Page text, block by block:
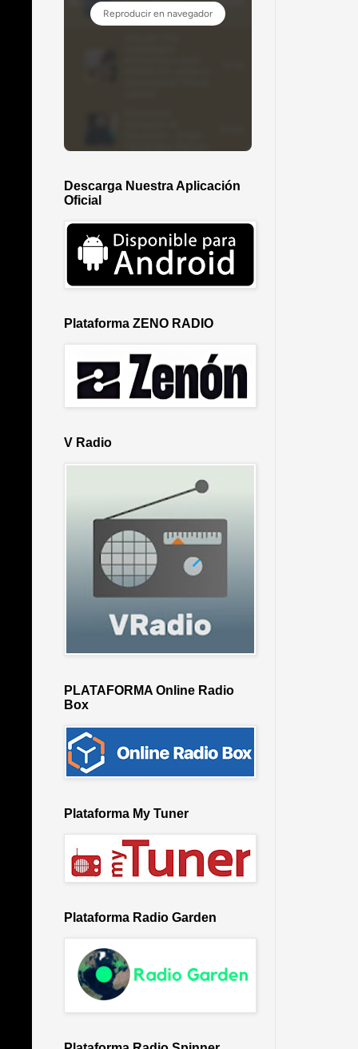
Descarga Nuestra Aplicación
Oficial
Plataforma ZENO RADIO
V Radio
PLATAFORMA Online Radio
Box
Plataforma My Tuner
Plataforma Radio Garden